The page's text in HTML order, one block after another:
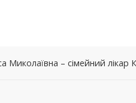
Миколаївна – сімейний